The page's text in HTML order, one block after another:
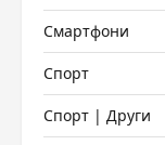
Смартфони
Спорт
Спорт | Други